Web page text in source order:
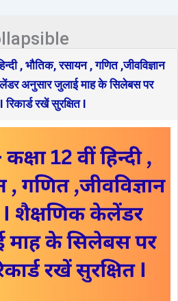
, भौतिक, रसायन , गणित ,जीवविज्ञान
अनुसार जुलाई माह के सिलेबस पर
रखें सुरक्षित I